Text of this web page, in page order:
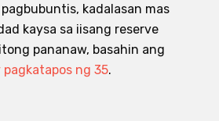
kadalasan mas
kaysa sa iisang reserve
pananaw, basahin ang
ng 35.